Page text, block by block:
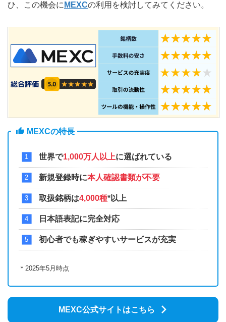
ひ、この機会に MEXCの利用を検討してみてください。
MEXCの特長
世界で1,000万人以上に選ばれている
新規登録時に本人確認書類が不要
取扱銘柄は4,000種*以上
日本語表記に完全対応
初心者でも稼ぎやすいサービスが充実
＊2025年5月時点
MEXC公式サイトはこちら